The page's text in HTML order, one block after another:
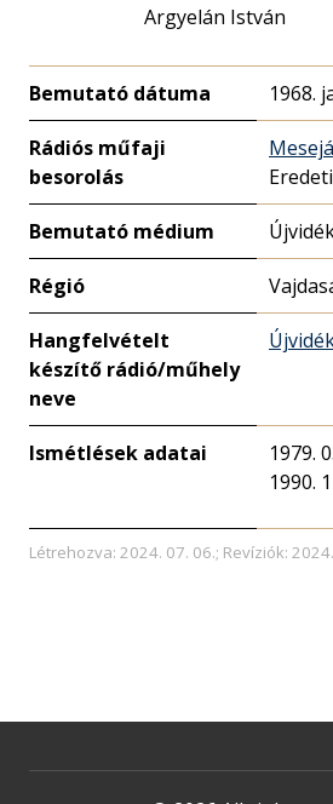
Argyelán István
Bemutató dátuma 1968.
Rádiós műfaji
besorolás
Bemutató médium
Régió
Hangfelvételt
készítő rádió/műhely
neve
Ismétlések adatai
1979.
1990.
Létrehozva: 2024. 07. 06.; Revíziók: